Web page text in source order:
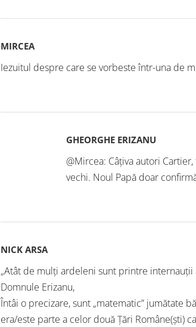
MIRCEA
Iezuitul despre care se vorbeste într-una de
GHEORGHE ERIZANU
@Mircea: Câțiva autori
vechi. Noul Papă doar
NICK ARSA
„Atât de mulți ardeleni sunt printre
Domnule Erizanu,
Întâi o precizare, sunt „matematic” jumătate
era/este parte a celor două Țări Române(ști)